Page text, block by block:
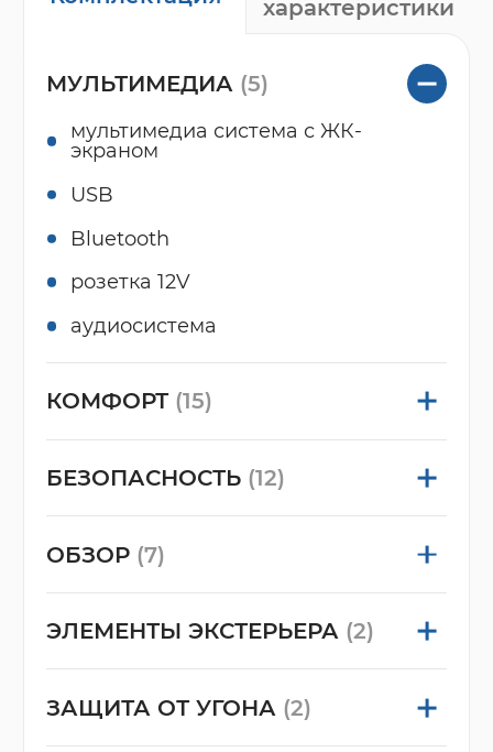
характеристики
МУЛЬТИМЕДИА (5)
мультимедиа система с ЖК-
экраном
USB
Bluetooth
розетка 12V
аудиосистема
КОМФОРТ (15)
БЕЗОПАСНОСТЬ (12)
ОБЗОР (7)
ЭЛЕМЕНТЫ ЭКСТЕРЬЕРА (2)
ЗАЩИТА ОТ УГОНА (2)